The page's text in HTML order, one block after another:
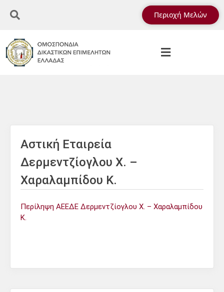
Περιοχή Μελών
Αστική Εταιρεία
Δερμεντζίογλου Χ. –
Χαραλαμπίδου Κ.
Περίληψη ΑΕΕΔΕ Δερμεντζίογλου Χ. – Χαραλαμπίδου
Κ.